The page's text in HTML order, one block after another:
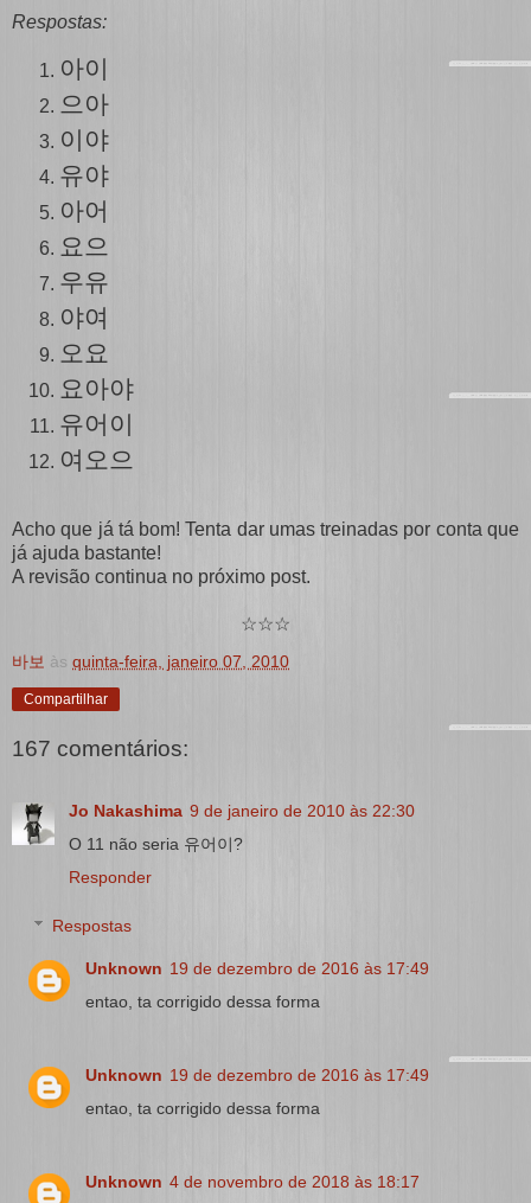
Respostas:
아이
으아
이야
유야
아어
요으
우유
야여
오요
요아야
유어 이
여오으
Acho que já tá bom! Tenta dar umas treinadas por conta que
já ajuda bastante!
A revisão continua no próximo post.
☆☆☆
바보 às quinta-feira, janeiro 07, 2010
Compartilhar
167 comentários:
Jo Nakashima 9 de janeiro de 2010 às 22:30
O 11 não seria 유어이?
Responder
Respostas
Unknown 19 de dezembro de 2016 às 17:49
entao, ta corrigido dessa forma
Unknown 19 de dezembro de 2016 às 17:49
entao, ta corrigido dessa forma
Unknown 4 de novembro de 2018 às 18:17